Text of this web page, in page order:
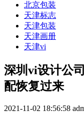
北京包装
天津标志
天津包装
天津画册
天津vi
深圳vi设计公
配恢复过来
2021-11-02 18:56:58